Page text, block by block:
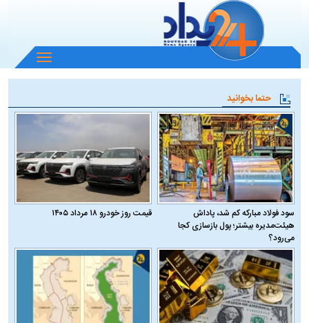
باز
و
منو
حتما بخوانید
سود فولاد مبارکه کم شد، پاداش
هیئت‌مدیره بیشتر؛ پول بازسازی کجا
می‌رود؟
قیمت روز خودرو ۱۸ مرداد ۱۴۰۵